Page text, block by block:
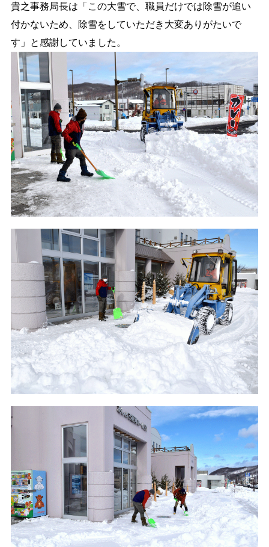
貴之事務局長は「この大雪で、職員だけでは除雪が追い
付かないため、除雪をしていただき大変ありがたいで
す」と感謝していました。